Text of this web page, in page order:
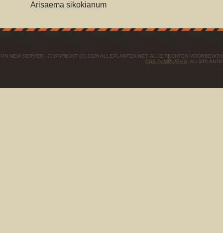
Arisaema sikokianum
ON NEW SERVER - COPYRIGHT (C) 2026 ALLEPLANTEN.NET. ALLE RECHTEN
CSS TEMPLATES .